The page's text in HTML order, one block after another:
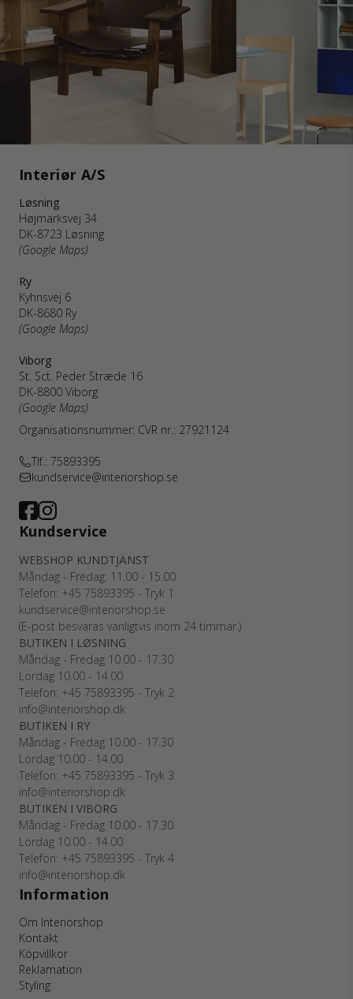
Interiør A/S
Løsning
Højmarksvej 34
DK-8723 Løsning
(Google Maps)
Ry
Kyhnsvej 6
DK-8680 Ry
(Google Maps)
Viborg
St. Sct. Peder Stræde 16
DK-8800 Viborg
(Google Maps)
Organisationsnummer: CVR nr.: 27921124
Tlf.: 75893395
kundservice@interiorshop.se
Kundservice
WEBSHOP KUNDTJÄNST
Måndag - Fredag: 11.00 - 15.00
Telefon: +45 75893395 - Tryk 1
kundservice@interiorshop.se
(E-post besvaras vanligtvis inom 24 timmar.)
BUTIKEN I LØSNING
Måndag - Fredag 10.00 - 17.30
Lördag 10.00 - 14.00
Telefon: +45 75893395 - Tryk 2
info@interiorshop.dk
BUTIKEN I RY
Måndag - Fredag 10.00 - 17.30
Lördag 10.00 - 14.00
Telefon: +45 75893395 - Tryk 3
info@interiorshop.dk
BUTIKEN I VIBORG
Måndag - Fredag 10.00 - 17.30
Lördag 10.00 - 14.00
Telefon: +45 75893395 - Tryk 4
info@interiorshop.dk
Information
Om Interiorshop
Kontakt
Köpvillkor
Reklamation
Styling